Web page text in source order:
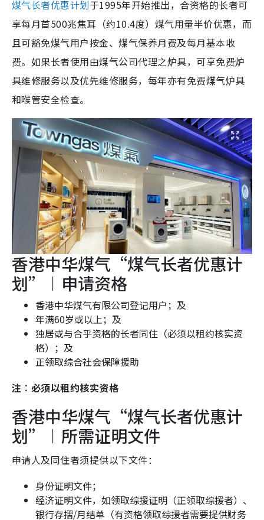
煤气长者优惠计划于1995年开始推出，合资格的长者可
享每月首500兆焦耳（约10.4度）煤气用量半价优惠，而
且可豁免煤气用户按金、煤气保养月费及每月基本收
费。如果长者使用由煤气公司代理之炉具，可享免费炉
具维修服务以及优先维修服务，每年亦有免费煤气炉具
和喉管安全检查。
香港中华煤气“煤气长者优惠计
划”︱申请资格
香港中华煤气有限公司登记用户；及
年满60岁或以上；及
独居或与合乎资格的长者同住（必须以租约核实资
格）；及
正领取综合社会保障援助
注︰必须以租约核实资格
香港中华煤气“煤气长者优惠计
划”︱所需证明文件
申请人及同住者须提供以下文件：
身份证明文件；
经济证明文件，如领取综援证明（正领取综援者）、
银行存摺/月结单（有资格领取综援者需要提供财务